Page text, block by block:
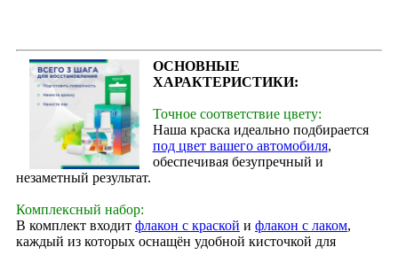
ОСНОВНЫЕ
ХАРАКТЕРИСТИКИ:
Точное соответствие цвету:
Наша краска идеально подбирается
под цвет вашего автомобиля,
обеспечивая безупречный и
незаметный результат.
Комплексный набор:
В комплект входит флакон с краской и флакон с лаком,
каждый из которых оснащён удобной кисточкой для